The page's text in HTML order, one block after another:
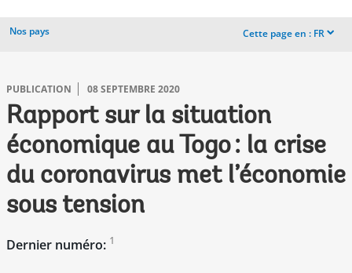
Nos pays Cette page en : FR dropdown
PUBLICATION 08 SEPTEMBRE 2020
Rapport sur la situation
économique au Togo : la crise
du coronavirus met l’économie
sous tension
Dernier numéro: 1